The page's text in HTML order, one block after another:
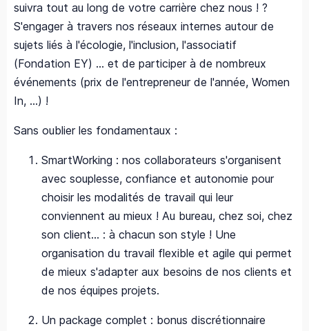
suivra tout au long de votre carrière chez nous ! ?
S'engager à travers nos réseaux internes autour de
sujets liés à l'écologie, l'inclusion, l'associatif
(Fondation EY) … et de participer à de nombreux
événements (prix de l'entrepreneur de l'année, Women
In, ...) !
Sans oublier les fondamentaux :
SmartWorking : nos collaborateurs s'organisent
avec souplesse, confiance et autonomie pour
choisir les modalités de travail qui leur
conviennent au mieux ! Au bureau, chez soi, chez
son client… : à chacun son style ! Une
organisation du travail flexible et agile qui permet
de mieux s'adapter aux besoins de nos clients et
de nos équipes projets.
Un package complet : bonus discrétionnaire